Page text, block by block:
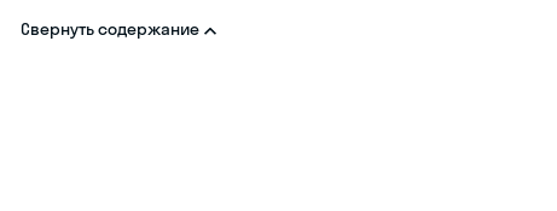
Свернуть содержание